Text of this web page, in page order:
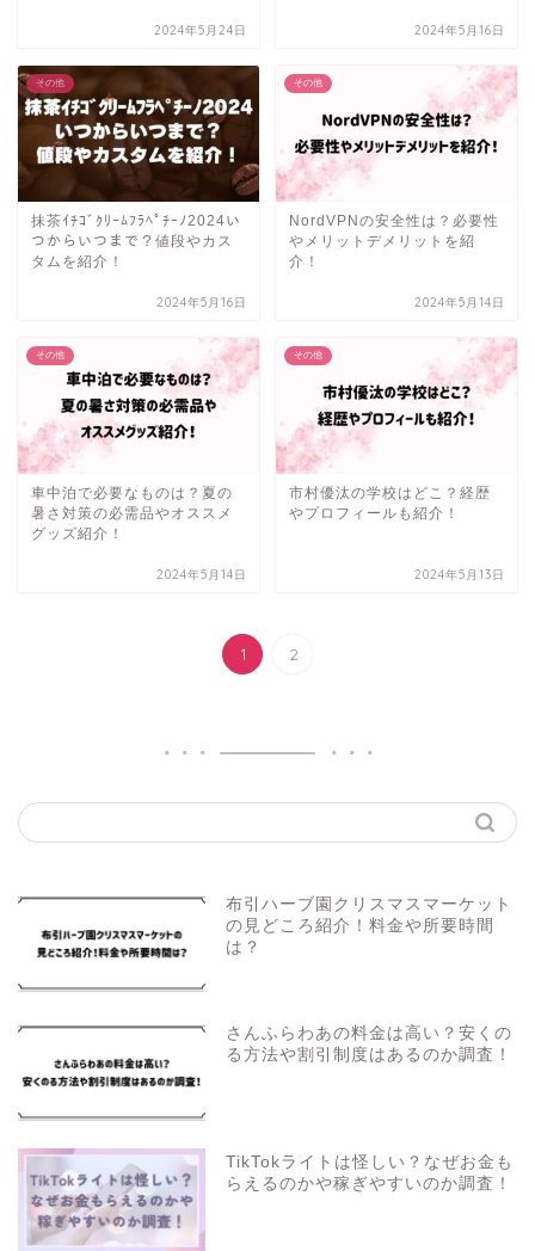
2024年5月24日 2024年5月16日
その他
抹茶ｲﾁｺﾞｸﾘｰﾑﾌﾗﾍﾟﾁｰﾉ2024い
つからいつまで？値段やカス
タムを紹介！
2024年5月16日
その他
NordVPNの安全性は？必要性
やメリットデメリットを紹
介！
2024年5月14日
その他
車中泊で必要なものは？夏の
暑さ対策の必需品やオススメ
グッズ紹介！
2024年5月14日
その他
市村優汰の学校はどこ？経歴
やプロフィールも紹介！
2024年5月13日
1 2
布引ハーブ園クリスマスマーケット
の見どころ紹介！料金や所要時間
は？
さんふらわあの料金は高い？安くの
る方法や割引制度はあるのか調査！
TikTokライトは怪しい？なぜお金も
らえるのかや稼ぎやすいのか調査！